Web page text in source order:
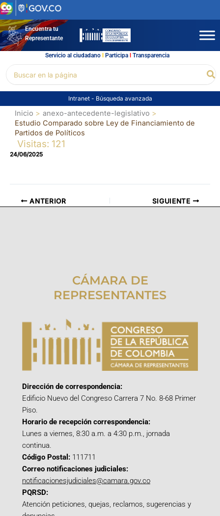
Ir
al
contenidoEncuentra tu
Representante
Servicio al ciudadano l Participal Transparencia
por:
Intranet - Búsqueda avanzada
Inicio
anexo-antecedente-legislativo
Estudio Comparado sobre Ley de Financiamiento de
Partidos de Políticos
Visitas: 121
24/06/2025
ANTERIOR SIGUIENTE
CÁMARA DE
REPRESENTANTES
Dirección de correspondencia:
Edificio Nuevo del Congreso Carrera 7 No. 8-68 Primer
Piso.
Horario de recepción correspondencia:
Lunes a viernes, 8:30 a.m. a 4:30 p.m., jornada
continua.
Código Postal: 111711
Correo notificaciones judiciales:
notificacionesjudiciales@camara.gov.co
PQRSD:
Atención peticiones, quejas, reclamos, sugerencias y